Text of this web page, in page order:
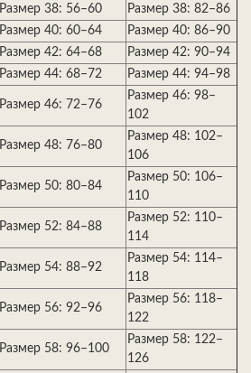
Размер 38: 56–60
Размер 38: 82–86
Размер 40: 60–64
Размер 40: 86–90
Размер 42: 64–68
Размер 42: 90–94
Размер 44: 68–72 Размер 44: 94–98
Размер 46: 72–76
Размер 46: 98–
102
Размер 48: 76–80
Размер 48: 102–
106
Размер 50: 80–84
Размер 50: 106–
110
Размер 52: 84–88
Размер 52: 110–
114
Размер 54: 88–92
Размер 54: 114–
118
Размер 56: 92–96
Размер 56: 118–
122
Размер 58: 96–100
Размер 58: 122–
126